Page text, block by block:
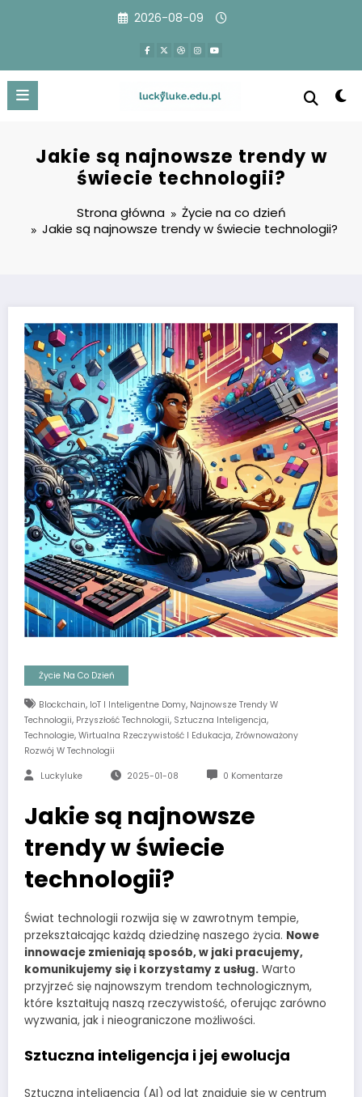
2026-08-09
Jakie są najnowsze trendy w
świecie technologii?
Strona główna
Życie na co dzień
Jakie są najnowsze trendy w świecie technologii?
Życie Na Co Dzień
Blockchain, IoT I Inteligentne Domy, Najnowsze Trendy W
Technologii, Przyszłość Technologii, Sztuczna Inteligencja,
Technologie, Wirtualna Rzeczywistość I Edukacja, Zrównoważony
Rozwój W Technologii
Luckyluke 2025-01-08 0 Komentarze
Jakie są najnowsze
trendy w świecie
technologii?
Świat technologii rozwija się w zawrotnym tempie,
przekształcając każdą dziedzinę naszego życia. Nowe
innowacje zmieniają sposób, w jaki pracujemy,
komunikujemy się i korzystamy z usług. Warto
przyjrzeć się najnowszym trendom technologicznym,
które kształtują naszą rzeczywistość, oferując zarówno
wyzwania, jak i nieograniczone możliwości.
Sztuczna inteligencja i jej ewolucja
Sztuczna inteligencja (AI) od lat znajduje się w centrum